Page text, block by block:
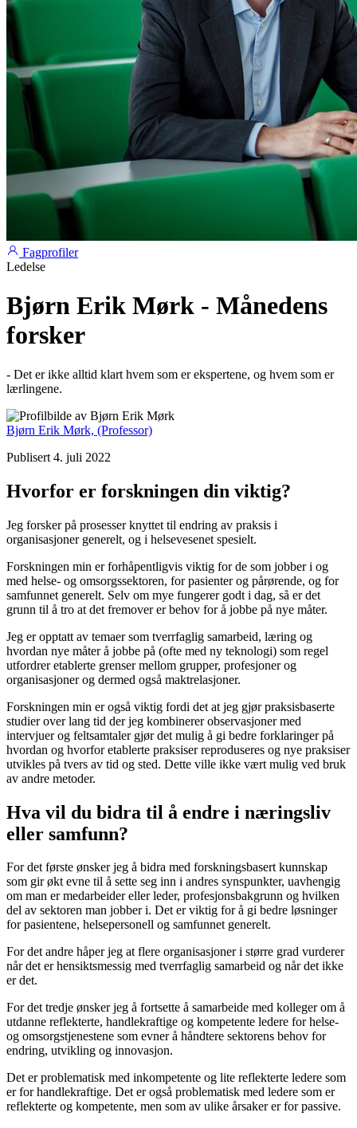
Fagprofiler
Ledelse
Bjørn Erik Mørk - Månedens
forsker
- Det er ikke alltid klart hvem som er ekspertene, og hvem som er
lærlingene.
Bjørn Erik Mørk, (Professor)
Publisert 4. juli 2022
Hvorfor er forskningen din viktig?
Jeg forsker på prosesser knyttet til endring av praksis i
organisasjoner generelt, og i helsevesenet spesielt.
Forskningen min er forhåpentligvis viktig for de som jobber i og
med helse- og omsorgssektoren, for pasienter og pårørende, og for
samfunnet generelt. Selv om mye fungerer godt i dag, så er det
grunn til å tro at det fremover er behov for å jobbe på nye måter.
Jeg er opptatt av temaer som tverrfaglig samarbeid, læring og
hvordan nye måter å jobbe på (ofte med ny teknologi) som regel
utfordrer etablerte grenser mellom grupper, profesjoner og
organisasjoner og dermed også maktrelasjoner.
Forskningen min er også viktig fordi det at jeg gjør praksisbaserte
studier over lang tid der jeg kombinerer observasjoner med
intervjuer og feltsamtaler gjør det mulig å gi bedre forklaringer på
hvordan og hvorfor etablerte praksiser reproduseres og nye praksiser
utvikles på tvers av tid og sted. Dette ville ikke vært mulig ved bruk
av andre metoder.
Hva vil du bidra til å endre i næringsliv
eller samfunn?
For det første ønsker jeg å bidra med forskningsbasert kunnskap
som gir økt evne til å sette seg inn i andres synspunkter, uavhengig
om man er medarbeider eller leder, profesjonsbakgrunn og hvilken
del av sektoren man jobber i. Det er viktig for å gi bedre løsninger
for pasientene, helsepersonell og samfunnet generelt.
For det andre håper jeg at flere organisasjoner i større grad vurderer
når det er hensiktsmessig med tverrfaglig samarbeid og når det ikke
er det.
For det tredje ønsker jeg å fortsette å samarbeide med kolleger om å
utdanne reflekterte, handlekraftige og kompetente ledere for helse-
og omsorgstjenestene som evner å håndtere sektorens behov for
endring, utvikling og innovasjon.
Det er problematisk med inkompetente og lite reflekterte ledere som
er for handlekraftige. Det er også problematisk med ledere som er
reflekterte og kompetente, men som av ulike årsaker er for passive.